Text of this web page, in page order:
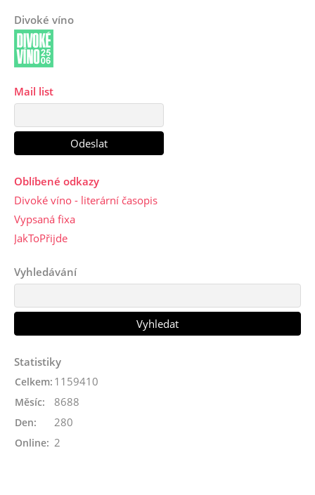
Divoké víno
Mail list
Oblíbené odkazy
Divoké víno - literární časopis
Vypsaná fixa
JakToPřijde
Vyhledávání
Statistiky
Online: 2
Celkem: 1159410
Měsíc: 8688
Den: 280